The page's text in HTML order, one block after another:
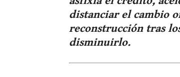
distanciar el cambio
reconstrucción tras
disminuirlo.